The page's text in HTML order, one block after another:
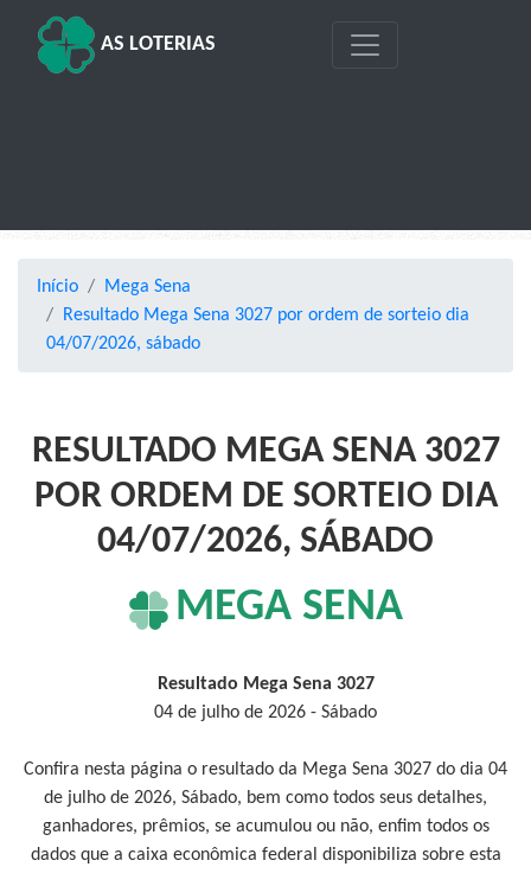
AS LOTERIAS
Início
Mega Sena
Resultado Mega Sena 3027 por ordem de sorteio dia
04/07/2026, sábado
RESULTADO MEGA SENA 3027
POR ORDEM DE SORTEIO DIA
04/07/2026, SÁBADO
MEGA SENA
Resultado Mega Sena 3027
04 de julho de 2026 - Sábado
Confira nesta página o resultado da Mega Sena 3027 do dia 04
de julho de 2026, Sábado, bem como todos seus detalhes,
ganhadores, prêmios, se acumulou ou não, enfim todos os
dados que a caixa econômica federal disponibiliza sobre esta